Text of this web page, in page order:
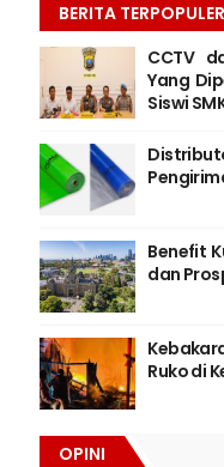
BERITA TERPOPULER
CCTV
Yang
Siswi
Benefit
dan
Ruko di
OPINI